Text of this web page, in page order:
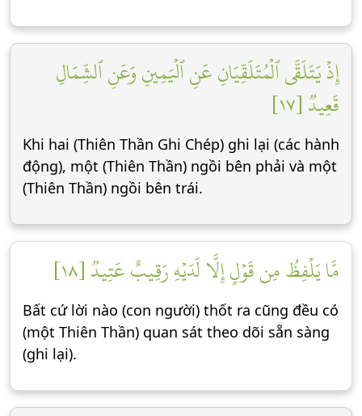
إِذۡ يَتَلَقَّى ٱلۡمُتَلَقِّيَانِ عَنِ ٱلۡيَمِينِ وَعَنِ ٱلشِّمَالِ
قَعِيدٞ [١٧]
Khi hai (Thiên Thần Ghi Chép) ghi lại (các hành
động), một (Thiên Thần) ngồi bên phải và một
(Thiên Thần) ngồi bên trái.
مَّا يَلۡفِظُ مِن قَوۡلٍ إِلَّا لَدَيۡهِ رَقِيبٌ عَتِيدٞ [١٨]
Bất cứ lời nào (con người) thốt ra cũng đều có
(một Thiên Thần) quan sát theo dõi sẵn sàng
(ghi lại).